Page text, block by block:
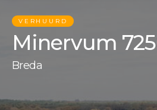
VERHUURD
Minervum
Breda